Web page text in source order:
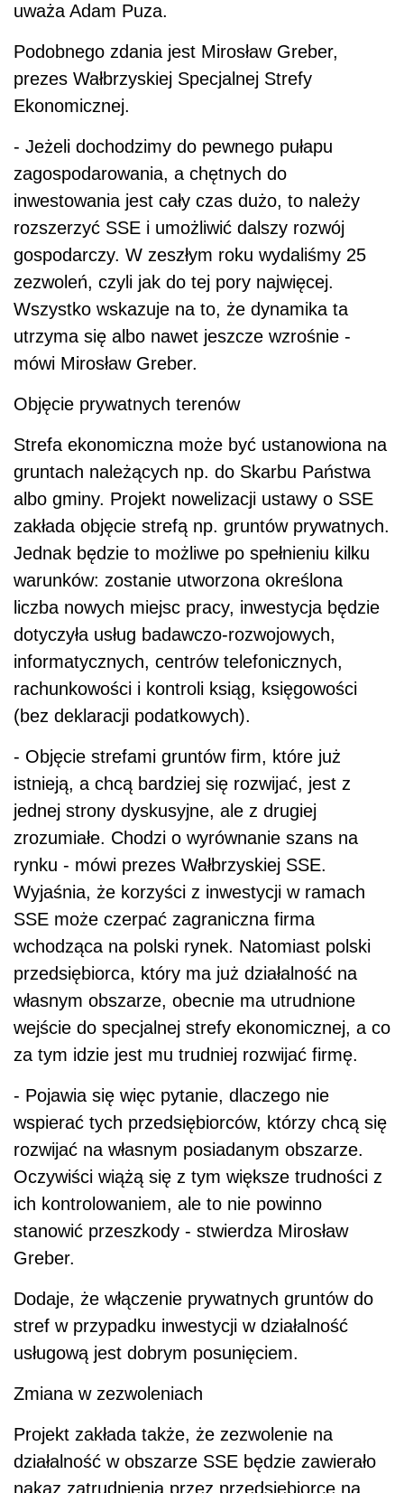
uważa Adam Puza.
Podobnego zdania jest Mirosław Greber,
prezes Wałbrzyskiej Specjalnej Strefy
Ekonomicznej.
- Jeżeli dochodzimy do pewnego pułapu
zagospodarowania, a chętnych do
inwestowania jest cały czas dużo, to należy
rozszerzyć SSE i umożliwić dalszy rozwój
gospodarczy. W zeszłym roku wydaliśmy 25
zezwoleń, czyli jak do tej pory najwięcej.
Wszystko wskazuje na to, że dynamika ta
utrzyma się albo nawet jeszcze wzrośnie -
mówi Mirosław Greber.
Objęcie prywatnych terenów
Strefa ekonomiczna może być ustanowiona na
gruntach należących np. do Skarbu Państwa
albo gminy. Projekt nowelizacji ustawy o SSE
zakłada objęcie strefą np. gruntów prywatnych.
Jednak będzie to możliwe po spełnieniu kilku
warunków: zostanie utworzona określona
liczba nowych miejsc pracy, inwestycja będzie
dotyczyła usług badawczo-rozwojowych,
informatycznych, centrów telefonicznych,
rachunkowości i kontroli ksiąg, księgowości
(bez deklaracji podatkowych).
- Objęcie strefami gruntów firm, które już
istnieją, a chcą bardziej się rozwijać, jest z
jednej strony dyskusyjne, ale z drugiej
zrozumiałe. Chodzi o wyrównanie szans na
rynku - mówi prezes Wałbrzyskiej SSE.
Wyjaśnia, że korzyści z inwestycji w ramach
SSE może czerpać zagraniczna firma
wchodząca na polski rynek. Natomiast polski
przedsiębiorca, który ma już działalność na
własnym obszarze, obecnie ma utrudnione
wejście do specjalnej strefy ekonomicznej, a co
za tym idzie jest mu trudniej rozwijać firmę.
- Pojawia się więc pytanie, dlaczego nie
wspierać tych przedsiębiorców, którzy chcą się
rozwijać na własnym posiadanym obszarze.
Oczywiści wiążą się z tym większe trudności z
ich kontrolowaniem, ale to nie powinno
stanowić przeszkody - stwierdza Mirosław
Greber.
Dodaje, że włączenie prywatnych gruntów do
stref w przypadku inwestycji w działalność
usługową jest dobrym posunięciem.
Zmiana w zezwoleniach
Projekt zakłada także, że zezwolenie na
działalność w obszarze SSE będzie zawierało
nakaz zatrudnienia przez przedsiębiorcę na